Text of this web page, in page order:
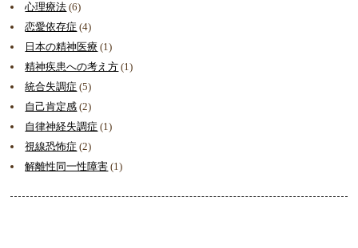
心理療法 (6)
恋愛依存症 (4)
日本の精神医療 (1)
精神疾患への考え方 (1)
統合失調症 (5)
自己肯定感 (2)
自律神経失調症 (1)
視線恐怖症 (2)
解離性同一性障害 (1)